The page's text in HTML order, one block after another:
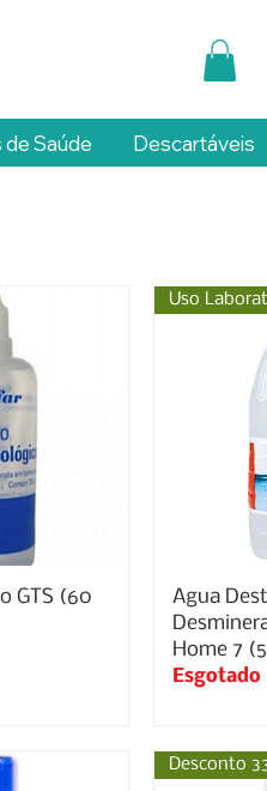
Saúde Descartáveis
GTS (60
Uso
Agua
Home 7
Esgotado
Desconto